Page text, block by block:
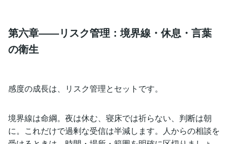
第六章――リスク管理：境界線・休息・言葉
の衛生
感度の成長は、リスク管理とセットです。
境界線は命綱。夜は休む、寝床では祈らない、判断は朝
に。これだけで過剰な受信は半減します。人からの相談を